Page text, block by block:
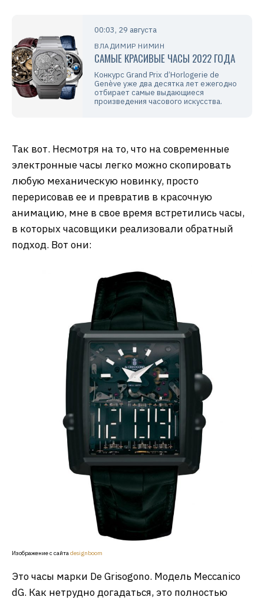
00:03, 29 августа
ВЛАДИМИР НИМИН
САМЫЕ КРАСИВЫЕ ЧАСЫ 2022 ГОДА
Конкурс Grand Prix d’Horlogerie de
Genève уже два десятка лет ежегодно
отбирает самые выдающиеся
произведения часового искусства.
Так вот. Несмотря на то, что на современные
электронные часы легко можно скопировать
любую механическую новинку, просто
перерисовав ее и превратив в красочную
анимацию, мне в свое время встретились часы,
в которых часовщики реализовали обратный
подход. Вот они:
Изображение с сайтаdesignboom
Это часы марки De Grisogono. Модель Meccanico
dG. Как нетрудно догадаться, это полностью